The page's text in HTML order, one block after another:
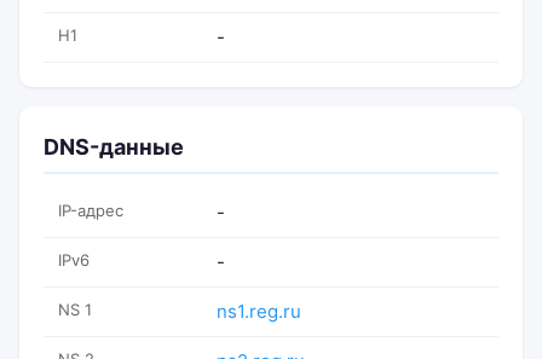
H1 -
DNS-данные
IP-адрес -
IPv6 -
NS 1 ns1.reg.ru